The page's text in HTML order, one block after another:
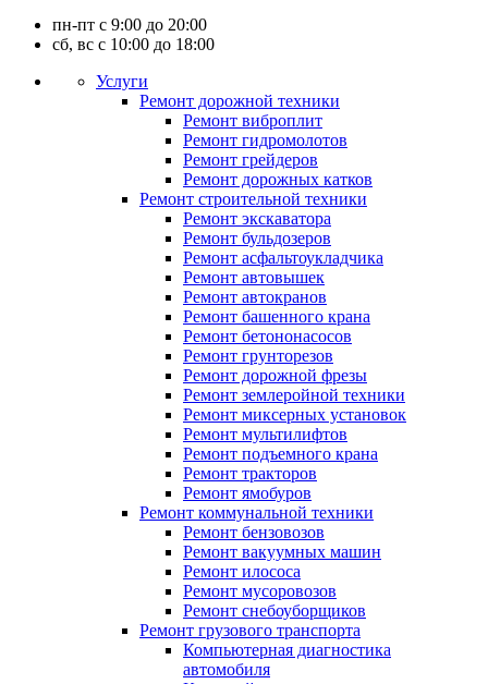
пн-пт с 9:00 до 20:00
сб, вс с 10:00 до 18:00
Услуги
Ремонт дорожной техники
Ремонт виброплит
Ремонт гидромолотов
Ремонт грейдеров
Ремонт дорожных катков
Ремонт строительной техники
Ремонт экскаватора
Ремонт бульдозеров
Ремонт асфальтоукладчика
Ремонт автовышек
Ремонт автокранов
Ремонт башенного крана
Ремонт бетононасосов
Ремонт грунторезов
Ремонт дорожной фрезы
Ремонт землеройной техники
Ремонт миксерных установок
Ремонт мультилифтов
Ремонт подъемного крана
Ремонт тракторов
Ремонт ямобуров
Ремонт коммунальной техники
Ремонт бензовозов
Ремонт вакуумных машин
Ремонт илососа
Ремонт мусоровозов
Ремонт снебоуборщиков
Ремонт грузового транспорта
Компьютерная диагностика
автомобиля